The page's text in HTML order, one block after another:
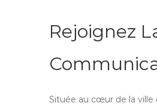
Rejoignez
Située au cœur de la ville